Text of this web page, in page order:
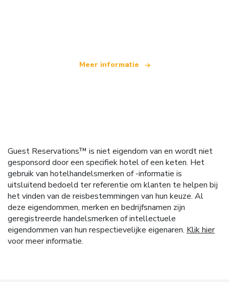
Meer informatie
Guest Reservations™ is niet eigendom van en wordt niet
gesponsord door een specifiek hotel of een keten. Het
gebruik van hotelhandelsmerken of -informatie is
uitsluitend bedoeld ter referentie om klanten te helpen bij
het vinden van de reisbestemmingen van hun keuze. Al
deze eigendommen, merken en bedrijfsnamen zijn
geregistreerde handelsmerken of intellectuele
eigendommen van hun respectievelijke eigenaren. Klik hier
voor meer informatie.